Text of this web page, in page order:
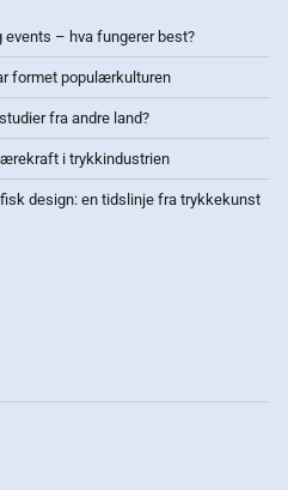
– hva fungerer best?
formet populærkulturen
fra andre land?
i trykkindustrien
design: en tidslinje fra trykkekunst